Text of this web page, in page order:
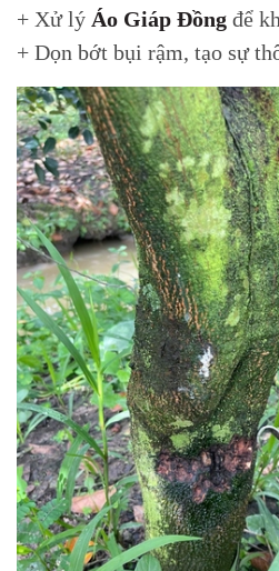
+ Xử lý Áo Giáp Đồng để
+ Dọn bớt bụi rậm, tạo sự